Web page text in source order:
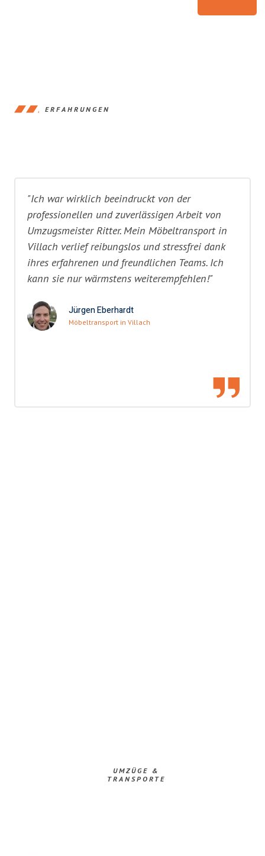
ERFAHRUNGEN
"Ich war wirklich beeindruckt von der
professionellen und zuverlässigen Arbeit von
Umzugsmeister Ritter. Mein Möbeltransport in
Villach verlief reibungslos und stressfrei dank
ihres erfahrenen und freundlichen Teams. Ich
kann sie nur wärmstens weiterempfehlen!"
Jürgen Eberhardt
Möbeltransport in Villach
UMZÜGE &
TRANSPORTE